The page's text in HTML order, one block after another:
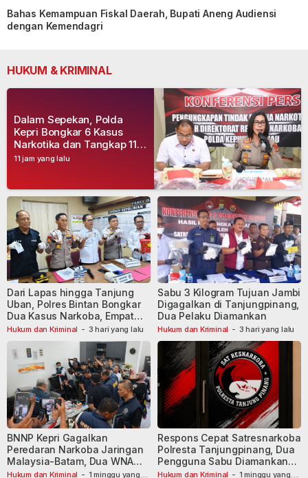
Bahas Kemampuan Fiskal Daerah, Bupati Aneng Audiensi
dengan Kemendagri
HUKUM & KRIMINAL
11 jam yang lalu
Dalam Sepekan, Polda
Kepri Bongkar 6 Kasus
Narkotika dan Tangkap 11
Tersangka
Hukum dan Kriminal - 3 hari yang lalu
Dari Lapas hingga Tanjung
Uban, Polres Bintan Bongkar
Dua Kasus Narkoba, Empat
Tersangka Dibekuk
Hukum dan Kriminal - 3 hari yang lalu
Sabu 3 Kilogram Tujuan Jambi
Digagalkan di Tanjungpinang,
Dua Pelaku Diamankan
Hukum dan Kriminal - 1 minggu yang
BNNP Kepri Gagalkan
Peredaran Narkoba Jaringan
Malaysia-Batam, Dua WNA
Masih Diburu
Hukum dan Kriminal - 1 minggu yang
Respons Cepat Satresnarkoba
Polresta Tanjungpinang, Dua
Pengguna Sabu Diamankan
Usai Dilaporkan ke Call Center